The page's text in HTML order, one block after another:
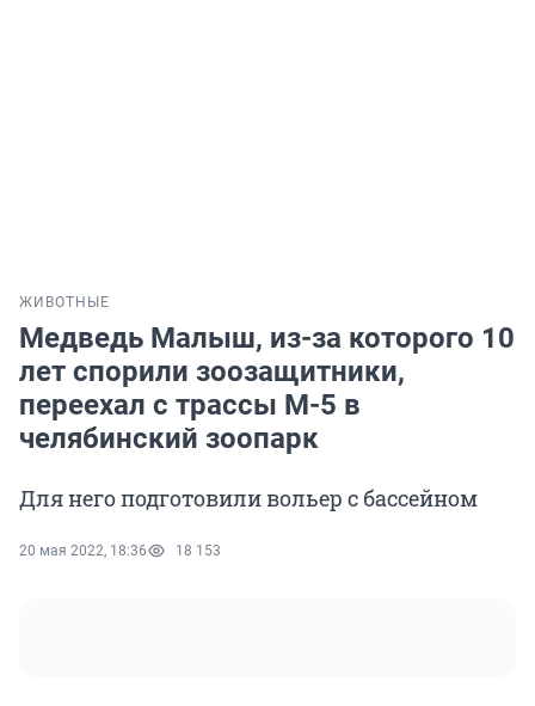
ЖИВОТНЫЕ
Медведь Малыш, из-за которого 10
лет спорили зоозащитники,
переехал с трассы М-5 в
челябинский зоопарк
Для него подготовили вольер с бассейном
20 мая 2022, 18:36 18 153